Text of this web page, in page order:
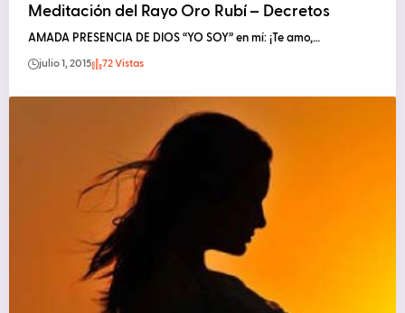
Meditación del Rayo Oro Rubí – Decretos
AMADA PRESENCIA DE DIOS “YO SOY” en mí: ¡Te amo,…
julio 1, 2015 72 Vistas